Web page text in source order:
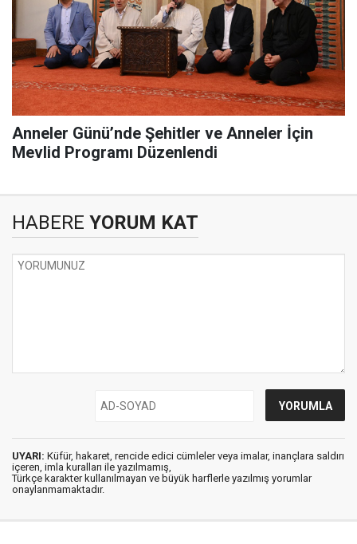
Anneler Günü’nde Şehitler ve Anneler İçin
Mevlid Programı Düzenlendi
HABERE YORUM KAT
UYARI: Küfür, hakaret, rencide edici cümleler veya imalar, inançlara saldırı
içeren, imla kuralları ile yazılmamış,
Türkçe karakter kullanılmayan ve büyük harflerle yazılmış yorumlar
onaylanmamaktadır.